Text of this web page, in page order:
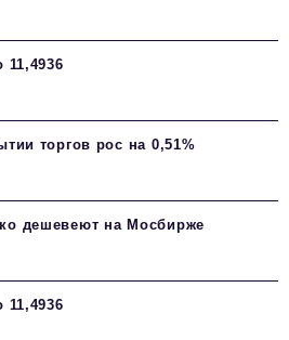
11,4936
торгов рос на 0,51%
дешевеют на Мосбирже
11,4936